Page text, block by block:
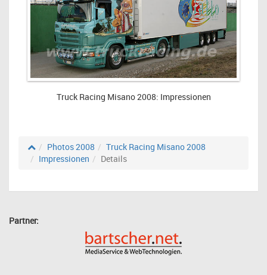
Truck Racing Misano 2008: Impressionen
Photos 2008
Truck Racing Misano 2008
Impressionen
Details
Partner: